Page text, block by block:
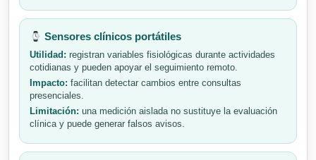
Sensores clínicos portátiles
Utilidad: registran variables fisiológicas durante actividades
cotidianas y pueden apoyar el seguimiento remoto.
Impacto: facilitan detectar cambios entre consultas
presenciales.
Limitación: una medición aislada no sustituye la evaluación
clínica y puede generar falsos avisos.